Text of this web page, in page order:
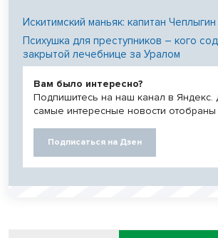
Искитимский маньяк: капитан
Психушка для преступников – кого
закрытой лечебнице за Уралом
Вам было интересно?
Подпишитесь на наш канал в Яндекс.
самые интересные новости отобраны
Подписаться на Дзен